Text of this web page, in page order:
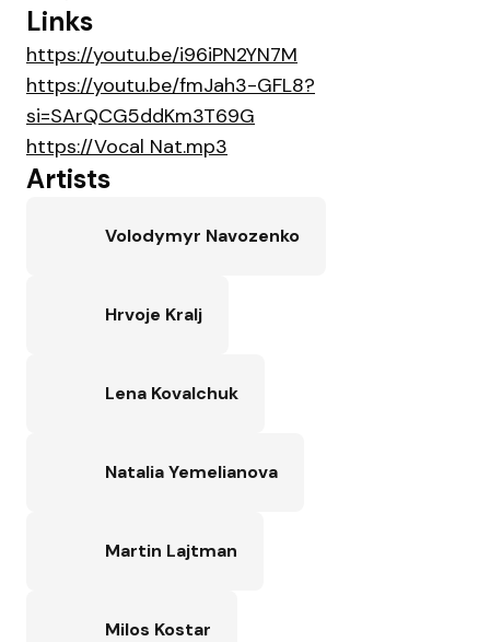
Links
https://youtu.be/i96iPN2YN7M
https://youtu.be/fmJah3-GFL8?
si=SArQCG5ddKm3T69G
https://Vocal Nat.mp3
Artists
Volodymyr Navozenko
Hrvoje Kralj
Lena Kovalchuk
Natalia Yemelianova
Martin Lajtman
Milos Kostar